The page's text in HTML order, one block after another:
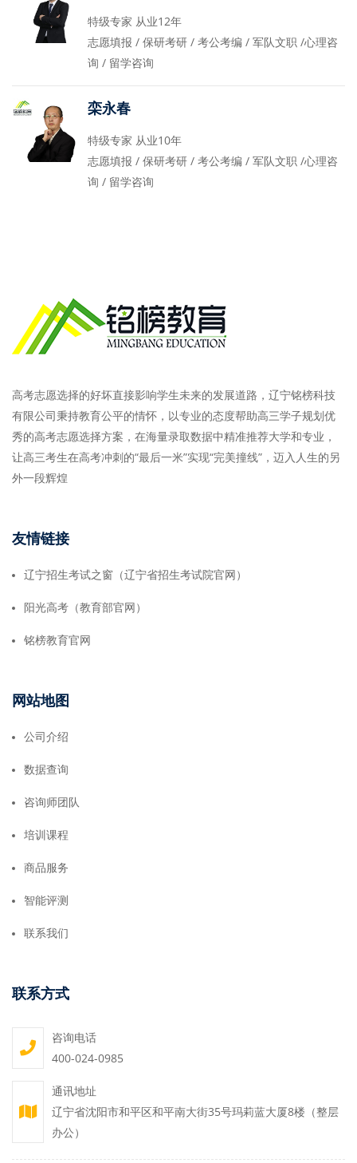
特级专家 从业12年
志愿填报 / 保研考研 / 考公考编 / 军队文职 /心理咨
询 / 留学咨询
栾永春
特级专家 从业10年
志愿填报 / 保研考研 / 考公考编 / 军队文职 /心理咨
询 / 留学咨询
高考志愿选择的好坏直接影响学生未来的发展道路，辽宁铭榜科技
有限公司秉持教育公平的情怀，以专业的态度帮助高三学子规划优
秀的高考志愿选择方案，在海量录取数据中精准推荐大学和专业，
让高三考生在高考冲刺的“最后一米”实现“完美撞线”，迈入人生的另
外一段辉煌
友情链接
辽宁招生考试之窗（辽宁省招生考试院官网）
阳光高考（教育部官网）
铭榜教育官网
网站地图
公司介绍
数据查询
咨询师团队
培训课程
商品服务
智能评测
联系我们
联系方式
咨询电话
400-024-0985
通讯地址
辽宁省沈阳市和平区和平南大街35号玛莉蓝大厦8楼（整层
办公）